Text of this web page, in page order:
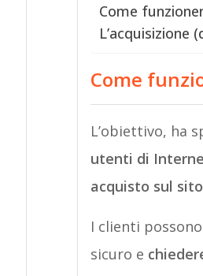
Come
L’acquisizione
Come
L’obiettivo, ha
utenti di
acquisto sul
I clienti
sicuro e